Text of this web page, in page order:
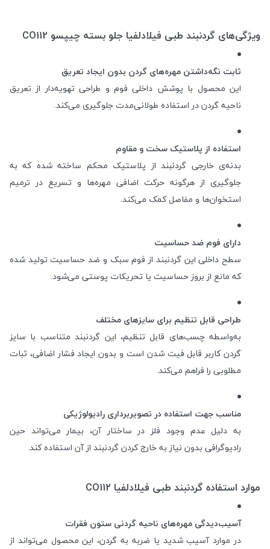
ویژگی‌های گردنبند طبی فیلادلفیا جلو بسته چیپسو CO112
ثابت نگه‌داشتن مهره‌های گردن بدون ایجاد تعریق
این محصول با پوشش داخلی فوم و طراحی تهویه‌دار از تعریق
ناحیه گردن در استفاده طولانی‌مدت جلوگیری می‌کند.
استفاده از پلاستیک سخت و مقاوم
بدنه‌ی خارجی گردنبند از پلاستیک محکم ساخته شده که به
جلوگیری از هرگونه حرکت اضافی مهره‌ها و تسریع در ترمیم
استخوان‌ها و مفاصل کمک می‌کند.
دارای فوم ضد حساسیت
سطح داخلی این گردنبند از فوم سبک و ضد حساسیت تولید شده
که مانع از بروز حساسیت یا تحریکات پوستی می‌شود.
طراحی قابل تنظیم برای سایزهای مختلف
به‌واسطه چسب‌های قابل تنظیم، این گردنبند متناسب با سایز
گردن کاربر قابل فیت شدن است و بدون ایجاد فشار اضافی، ثبات
مطلوبی را فراهم می‌کند.
مناسب جهت استفاده در تصویربرداری رادیولوژیکی
به دلیل عدم وجود فلز در ساختار آن، بیمار می‌تواند حین
رادیوگرافی بدون نیاز به خارج کردن گردنبند از آن استفاده کند.
موارد استفاده گردنبند طبی فیلادلفیا CO112
آسیب‌دیدگی مهره‌های ناحیه گردنی ستون فقرات
در موارد آسیب شدید یا ضربه به گردن، این محصول می‌تواند از